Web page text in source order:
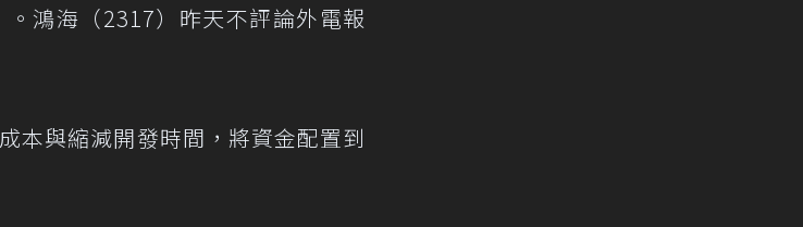
鴻海（2317）昨天不評論外電報
本與縮減開發時間，將資金配置到